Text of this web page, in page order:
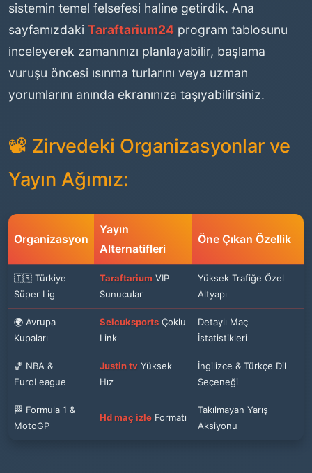
sistemin temel felsefesi haline getirdik. Ana
sayfamızdaki Taraftarium24 program tablosunu
inceleyerek zamanınızı planlayabilir, başlama
vuruşu öncesi ısınma turlarını veya uzman
yorumlarını anında ekranınıza taşıyabilirsiniz.
📽️ Zirvedeki Organizasyonlar ve
Yayın Ağımız:
Organizasyon
Yayın
Alternatifleri
Öne Çıkan Özellik
🇹🇷 Türkiye
Süper Lig
Taraftarium VIP
Sunucular
Yüksek Trafiğe Özel
Altyapı
🌍 Avrupa
Kupaları
Selcuksports Çoklu
Link
Detaylı Maç
İstatistikleri
🏀 NBA &
EuroLeague
Justin tv Yüksek
Hız
İngilizce & Türkçe Dil
Seçeneği
🏁 Formula 1 &
MotoGP
Hd maç izle Formatı
Takılmayan Yarış
Aksiyonu